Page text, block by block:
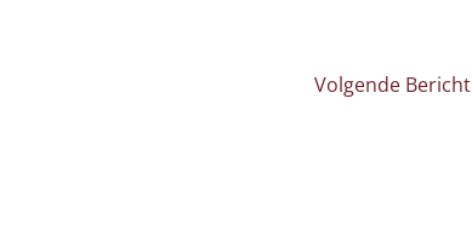
Volgende Bericht